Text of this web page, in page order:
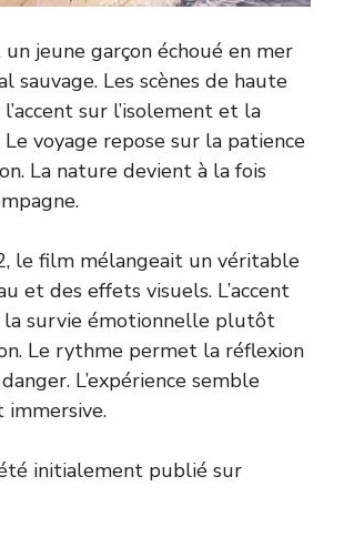
un jeune garçon échoué en mer
sauvage. Les scènes de haute
sur l’isolement et la
voyage repose sur la patience
La nature devient à la fois
le film mélangeait un véritable
et des effets visuels. L’accent
la survie émotionnelle plutôt
Le rythme permet la réflexion
L’expérience semble
initialement publié sur